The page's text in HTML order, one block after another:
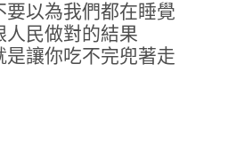
要以為我們都在睡覺
人民做對的結果
是讓你吃不完兜著走